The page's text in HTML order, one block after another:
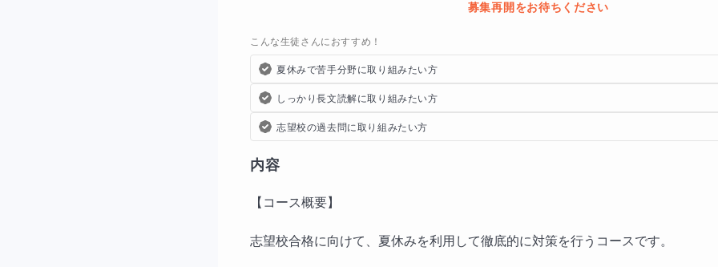
募集再開をお待ちください
こんな生徒さんにおすすめ！
夏休みで苦手分野に取り組みたい方
しっかり長文読解に取り組みたい方
志望校の過去問に取り組みたい方
内容
【コース概要】
志望校合格に向けて、夏休みを利用して徹底的に対策を行うコースです。